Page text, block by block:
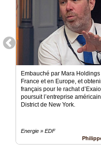
Embauché par Mara
France et en Europe, et
français pour le rachat
poursuit l’entreprise
District de New York.
Energie » EDF